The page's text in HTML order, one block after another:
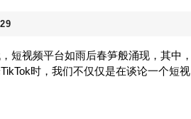
境
电
短视频平台如雨后春笋般涌现，其中，
时，我们不仅仅是在谈论一个短视